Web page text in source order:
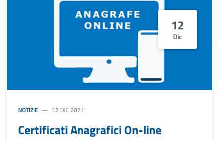
12
Dic
NOTIZIE 12 DIC 2021
Certificati Anagrafici On-line